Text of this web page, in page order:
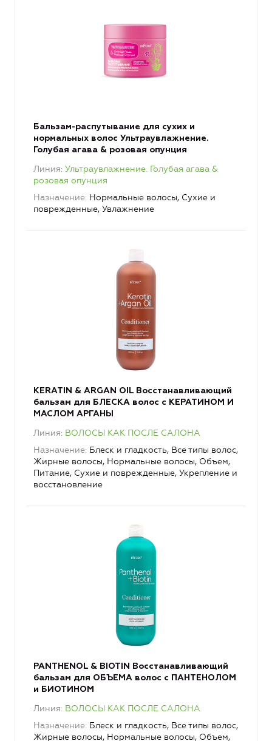
Бальзам-распутывание для сухих и
нормальных волос Ультраувлажнение.
Голубая агава & розовая опунция
Линия Ультраувлажнение. Голубая агава &
розовая опунция
Назначение Нормальные волосы, Сухие и
поврежденные, Увлажнение
KERATIN & ARGAN OIL Восстанавливающий
бальзам для БЛЕСКА волос с КЕРАТИНОМ И
МАСЛОМ АРГАНЫ
Линия ВОЛОСЫ КАК ПОСЛЕ САЛОНА
Назначение Блеск и гладкость, Все типы волос,
Жирные волосы, Нормальные волосы, Объем,
Питание, Сухие и поврежденные, Укрепление и
восстановление
PANTHENOL & BIOTIN Восстанавливающий
бальзам для ОБЪЕМА волос с ПАНТЕНОЛОМ
и БИОТИНОМ
Линия ВОЛОСЫ КАК ПОСЛЕ САЛОНА
Назначение Блеск и гладкость, Все типы волос,
Жирные волосы, Нормальные волосы, Объем,